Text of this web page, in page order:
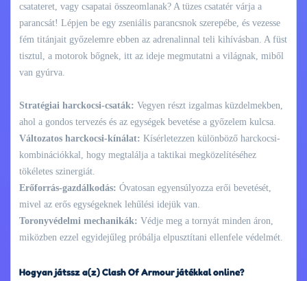
csatateret, vagy csapatai összeomlanak? A tüzes csatatér várja a
parancsát! Lépjen be egy zseniális parancsnok szerepébe, és vezesse
fém titánjait győzelemre ebben az adrenalinnal teli kihívásban. A füst
tisztul, a motorok bőgnek, itt az ideje megmutatni a világnak, miből
van gyúrva.
Stratégiai harckocsi-csaták: Vegyen részt izgalmas küzdelmekben,
ahol a gondos tervezés és az egységek bevetése a győzelem kulcsa.
Változatos harckocsi-kínálat: Kísérletezzen különböző harckocsi-
kombinációkkal, hogy megtalálja a taktikai megközelítéséhez
tökéletes szinergiát.
Erőforrás-gazdálkodás: Óvatosan egyensúlyozza erői bevetését,
mivel az erős egységeknek lehűlési idejük van.
Toronyvédelmi mechanikák: Védje meg a tornyát minden áron,
miközben ezzel egyidejűleg próbálja elpusztítani ellenfele védelmét.
Hogyan játssz a(z) Clash Of Armour játékkal online?